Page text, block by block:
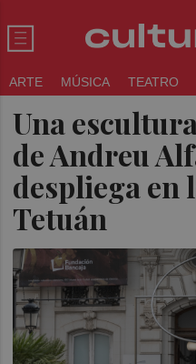
ARTE MÚSICA TEATRO
Una
de Andreu
despliega en
Tetuán